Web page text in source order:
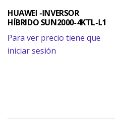
HUAWEI -INVERSOR
HÍBRIDO SUN2000-4KTL-L1
Para ver precio tiene que
iniciar sesión